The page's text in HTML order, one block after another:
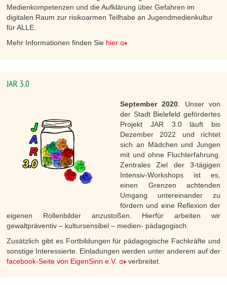
Medienkompetenzen und die Aufklärung über Gefahren im
digitalen Raum zur risikoarmen Teilhabe an Jugendmedienkultur
für ALLE.
Mehr Informationen finden Sie hier
JAR 3.0
September 2020 . Unser von
der Stadt Bielefeld gefördertes
Projekt JAR 3.0 läuft bis
Dezember 2022 und richtet
sich an Mädchen und Jungen
mit und ohne Fluchterfahrung.
Zentrales Ziel der 3-tägigen
Intensiv-Workshops ist es,
einen Grenzen achtenden
Umgang untereinander zu
fördern und eine Reflexion der
eigenen Rollenbilder anzustoßen. Hierfür arbeiten wir
gewaltpräventiv – kultursensibel – medien- pädagogisch.
Zusätzlich gibt es Fortbildungen für pädagogische Fachkräfte und
sonstige Interessierte. Einladungen werden unter anderem auf der
facebook-Seite von EigenSinn e.V.
verbreitet.